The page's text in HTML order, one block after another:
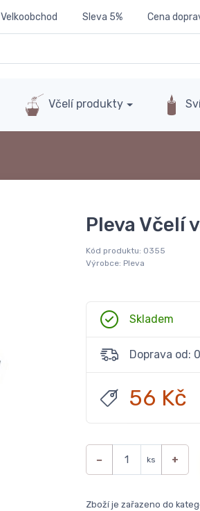
Velkoobchod Sleva 5% Cena
Včelí produkty
Pleva Včelí
Kód produktu: 0355
Výrobce: Pleva
Skladem
Doprava od:
56 Kč
− ks +
Zboží je zařazeno do